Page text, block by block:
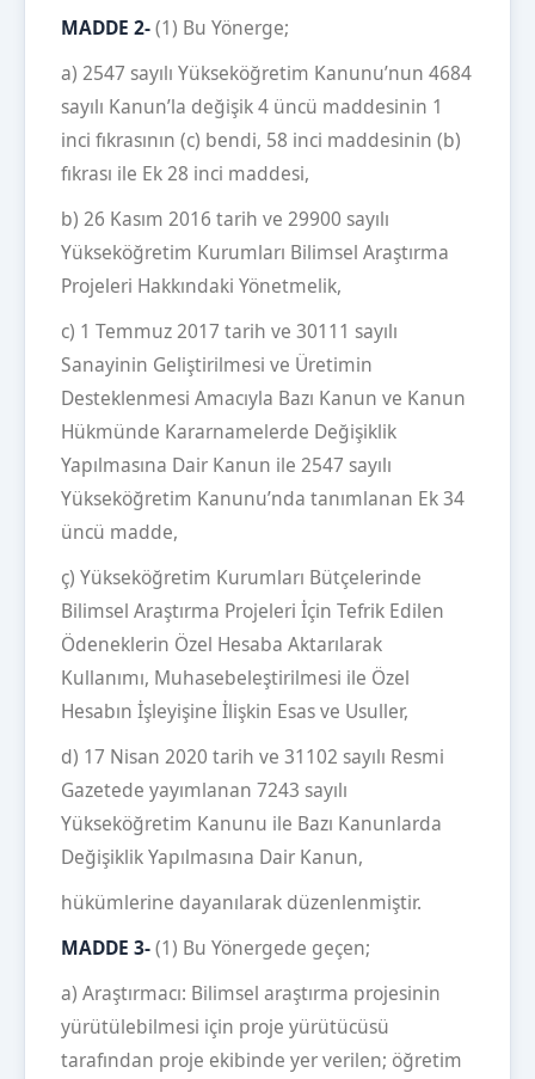
MADDE 2-(1) Bu Yönerge;
a) 2547 sayılı Yükseköğretim Kanunu’nun 4684
sayılı Kanun’la değişik 4 üncü maddesinin 1
inci fıkrasının (c) bendi, 58 inci maddesinin (b)
fıkrası ile Ek 28 inci maddesi,
b) 26 Kasım 2016 tarih ve 29900 sayılı
Yükseköğretim Kurumları Bilimsel Araştırma
Projeleri Hakkındaki Yönetmelik,
c) 1 Temmuz 2017 tarih ve 30111 sayılı
Sanayinin Geliştirilmesi ve Üretimin
Desteklenmesi Amacıyla Bazı Kanun ve Kanun
Hükmünde Kararnamelerde Değişiklik
Yapılmasına Dair Kanun ile 2547 sayılı
Yükseköğretim Kanunu’nda tanımlanan Ek 34
üncü madde,
ç) Yükseköğretim Kurumları Bütçelerinde
Bilimsel Araştırma Projeleri İçin Tefrik Edilen
Ödeneklerin Özel Hesaba Aktarılarak
Kullanımı, Muhasebeleştirilmesi ile Özel
Hesabın İşleyişine İlişkin Esas ve Usuller,
d) 17 Nisan 2020 tarih ve 31102 sayılı Resmi
Gazetede yayımlanan 7243 sayılı
Yükseköğretim Kanunu ile Bazı Kanunlarda
Değişiklik Yapılmasına Dair Kanun,
hükümlerine dayanılarak düzenlenmiştir.
MADDE 3-(1) Bu Yönergede geçen;
a) Araştırmacı: Bilimsel araştırma projesinin
yürütülebilmesi için proje yürütücüsü
tarafından proje ekibinde yer verilen; öğretim